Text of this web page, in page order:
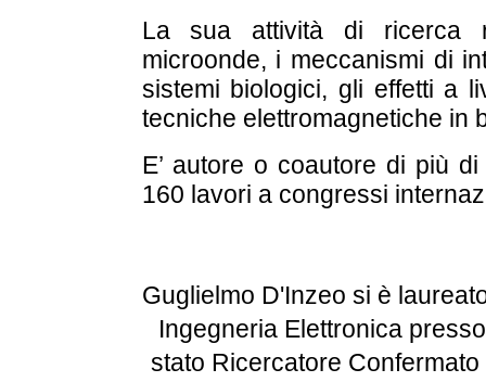
La sua attività di ricerca
microonde, i meccanismi di
sistemi biologici, gli effetti a
tecniche elettromagnetiche in
E’ autore o coautore di più
160 lavori a congressi
Guglielmo D'Inzeo si è
Ingegneria Elettronica
stato Ricercatore